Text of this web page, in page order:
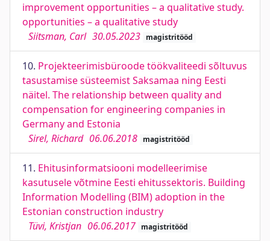
improvement opportunities – a qualitative study.
opportunities – a qualitative study
Siitsman, Carl 30.05.2023 magistritööd
10. Projekteerimisbüroode töökvaliteedi sõltuvus
tasustamise süsteemist Saksamaa ning Eesti
näitel. The relationship between quality and
compensation for engineering companies in
Germany and Estonia
Sirel, Richard 06.06.2018 magistritööd
11. Ehitusinformatsiooni modelleerimise
kasutusele võtmine Eesti ehitussektoris. Building
Information Modelling (BIM) adoption in the
Estonian construction industry
Tüvi, Kristjan 06.06.2017 magistritööd